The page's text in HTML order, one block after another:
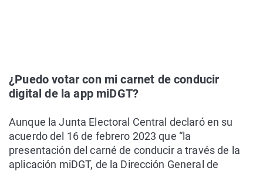
¿Puedo votar con mi carnet de conducir
digital de la app miDGT?
Aunque la Junta Electoral Central declaró en su
acuerdo del 16 de febrero 2023 que “la
presentación del carné de conducir a través de la
aplicación miDGT, de la Dirección General de